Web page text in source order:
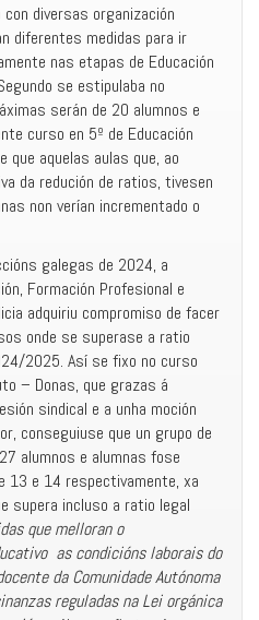
diversas organización
diferentes medidas para ir
nas etapas de Educación
se estipulaba no
serán de 20 alumnos e
curso en 5º de Educación
que aquelas aulas que, ao
da redución de ratios, tivesen
non verían incrementado o
galegas de 2024, a
Formación Profesional e
adquiriu compromiso de facer
onde se superase a ratio
2025. Así se fixo no curso
– Donas, que grazas á
sindical e a unha moción
conseguiuse que un grupo de
alumnos e alumnas fose
13 e 14 respectivamente, xa
supera incluso a ratio legal
que melloran o
as condicións laborais do
da Comunidade Autónoma
reguladas na Lei orgánica